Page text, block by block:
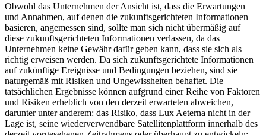
Obwohl das Unternehmen der Ansicht ist, dass die Erwartungen
und Annahmen, auf denen die zukunftsgerichteten Informationen
basieren, angemessen sind, sollte man sich nicht übermäßig auf
diese zukunftsgerichteten Informationen verlassen, da das
Unternehmen keine Gewähr dafür geben kann, dass sie sich als
richtig erweisen werden. Da sich zukunftsgerichtete Informationen
auf zukünftige Ereignisse und Bedingungen beziehen, sind sie
naturgemäß mit Risiken und Ungewissheiten behaftet. Die
tatsächlichen Ergebnisse können aufgrund einer Reihe von Faktoren
und Risiken erheblich von den derzeit erwarteten abweichen,
darunter unter anderem: das Risiko, dass Lux Aeterna nicht in der
Lage ist, seine wiederverwendbare Satellitenplattform innerhalb des